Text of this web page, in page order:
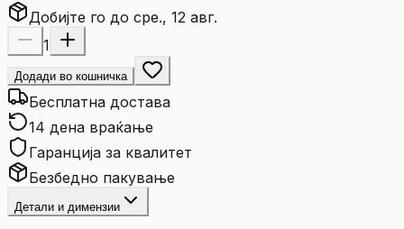
Добијте го до сре., 12 авг.
1
Додади во кошничка
Бесплатна достава
14 дена враќање
Гаранција за квалитет
Безбедно пакување
Детали и димензии